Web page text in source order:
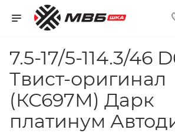
7.5-17/5-114.3/46
Твист-оригинал
(КС697М) Дарк
платинум